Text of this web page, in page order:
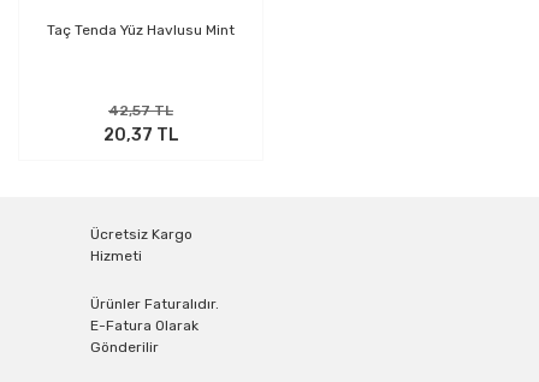
Taç Tenda Yüz Havlusu Mint
42,57 TL
20,37 TL
Ücretsiz Kargo
Hizmeti
Ürünler Faturalıdır.
E-Fatura Olarak
Gönderilir